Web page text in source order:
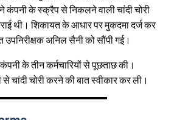
ने कंपनी के स्क्रैप से निकलने वाली चांदी चोरी
थी। शिकायत के आधार पर मुकदमा दर्ज कर
उपनिरीक्षक अनिल सैनी को सौंपी गई।
के तीन कर्मचारियों से पूछताछ की।
चांदी चोरी करने की बात स्वीकार कर ली।